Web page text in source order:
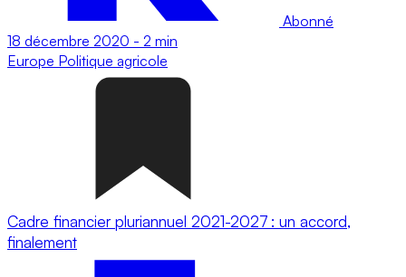
Abonné
18 décembre 2020 - 2 min
Europe Politique agricole
Cadre financier pluriannuel 2021-2027 : un accord,
finalement